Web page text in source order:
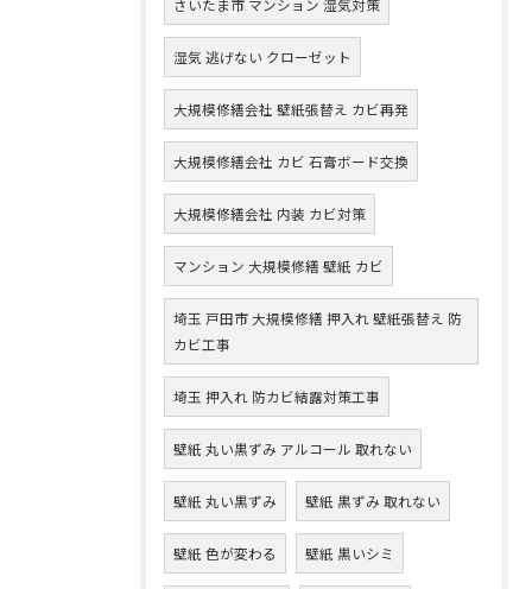
さいたま市 マンション 湿気対策
湿気 逃げない クローゼット
大規模修繕会社 壁紙張替え カビ再発
大規模修繕会社 カビ 石膏ボード交換
大規模修繕会社 内装 カビ対策
マンション 大規模修繕 壁紙 カビ
埼玉 戸田市 大規模修繕 押入れ 壁紙張替え 防
カビ工事
埼玉 押入れ 防カビ結露対策工事
壁紙 丸い黒ずみ アルコール 取れない
壁紙 丸い黒ずみ 壁紙 黒ずみ 取れない
壁紙 色が変わる 壁紙 黒いシミ